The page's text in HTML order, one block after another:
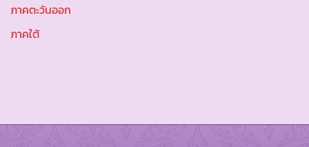
ภาคตะวันออก
ภาคใต้